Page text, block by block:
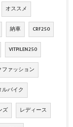
オススメ
納車 CRF250
VITPILEN250
ファッション
ルバイク
ズ レディース